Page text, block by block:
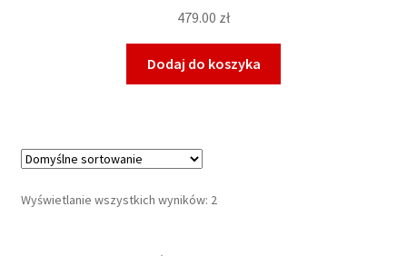
479.00 zł
Dodaj do koszyka
Wyświetlanie wszystkich wyników: 2